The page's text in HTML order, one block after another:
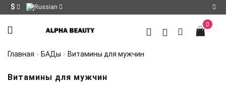
$
Регистрация
0
Главная БАДы Витамины для мужчин
Витамины для мужчин